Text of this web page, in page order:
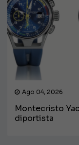
Ago 04, 2026
Montecristo
diportista